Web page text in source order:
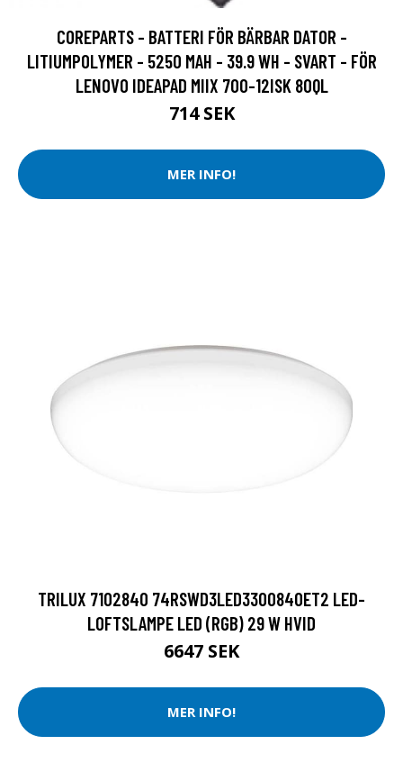
COREPARTS - BATTERI FÖR BÄRBAR DATOR -
LITIUMPOLYMER - 5250 MAH - 39.9 WH - SVART - FÖR
LENOVO IDEAPAD MIIX 700-12ISK 80QL
714 SEK
MER INFO!
TRILUX 7102840 74RSWD3LED3300840ET2 LED-
LOFTSLAMPE LED (RGB) 29 W HVID
6647 SEK
MER INFO!